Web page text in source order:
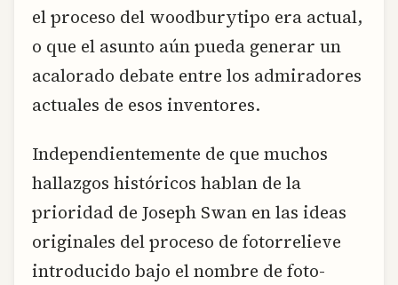
el proceso del woodburytipo era actual,
o que el asunto aún pueda generar un
acalorado debate entre los admiradores
actuales de esos inventores.
Independientemente de que muchos
hallazgos históricos hablan de la
prioridad de Joseph Swan en las ideas
originales del proceso de fotorrelieve
introducido bajo el nombre de foto-